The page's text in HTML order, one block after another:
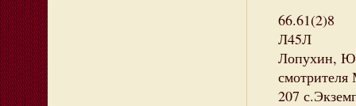
66.61(2)8
Л45Л
Лопухин,
207